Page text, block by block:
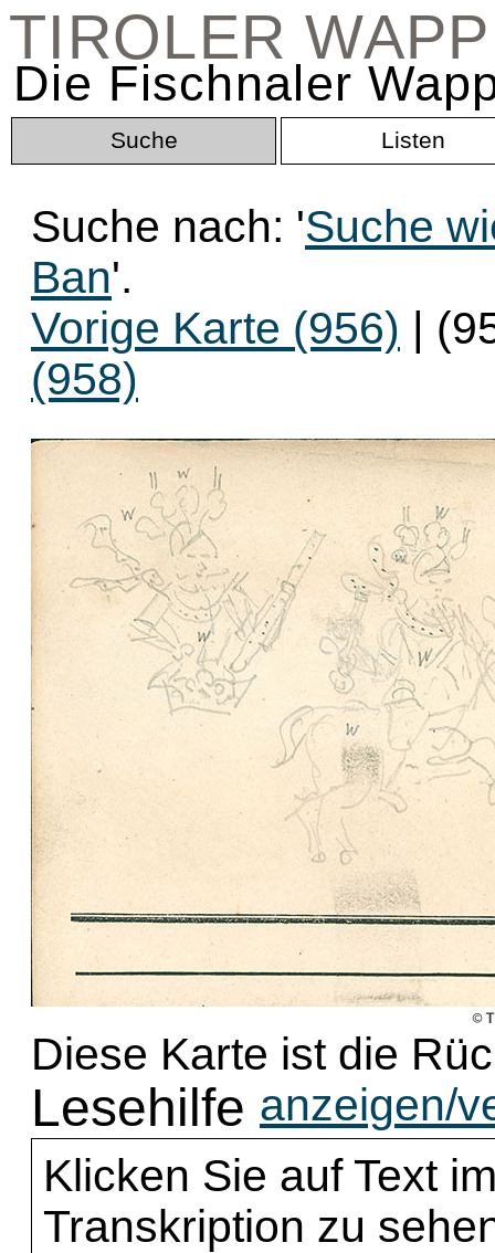
TIROLER
Die Fischnaler
Suche Listen
Suche nach: 'Suche
Ban'.
Vorige Karte (956) |
(958)
Diese Karte ist die
Lesehilfe anzeigen/
Klicken Sie auf Text
Transkription zu